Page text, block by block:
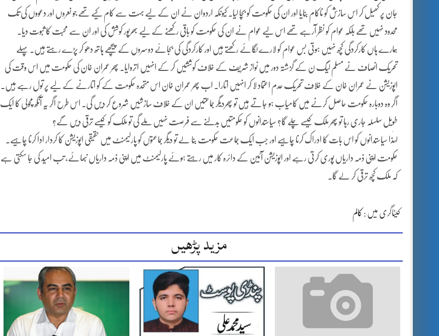
جان پر کھیل کر اس سازش کو ناکام بنایا اور ان کی حکومت کو بچا لیا۔ کیونکہ اردوان نے ان کے لیے بہت سے کام کیے تھے جو نعروں اور دعووں کی تک
محدود نہیں تھے بلکہ عوام کو نظر آرہے تھے اس لیے عوام نے ان کی حکومت کو باقی رکھنے کے لیے بھرپور کوشش کی اور ان سے محبت کا ثبوت دیا۔
ہمارے ہاں کارکردگی کچھ نہیں ہوتی بس عوام کو لارے لگائے رکھتے ہیں اور کارکردگی کی بجائے دوسروں کے پیچھے ہاتھ دھو کر پڑے رہتے ہیں۔ پہلے
تحریک انصاف نے مسلم لیگ ن کے گزشتہ دور میں نواز شریف کے خلاف کوششیں کر کے انہیں اتروایا۔ پھر عمران خان کی حکومت میں اس وقت کی
اپوزیشن نے عمران خان کے خلاف تحریک عدم اعتماد لا کر انہیں اتارا۔ اب پھر عمران خان اس متحدہ حکومت کے کو اتارنے کے لیے پر تول رہے ہیں۔
اگر وہ دوبارہ حکومت حاصل کرنے میں کامیاب ہو جاتے ہیں تو پھردیگر جماعتیں ان کے خلاف سازشیں شروع کر دیں گی۔ اس طرح اگر یہ آنکھ مچولی کا ایک
طویل سلسلہ جاری رہا تو پھر ملک کیسے چلے گا؟ سیاستدانوں کو حکومتیں بدلنے سے فرصت نہیں ملے گی تو ملک کو کیسے ترقی دیں گے؟
لہٰذا سیاستدانوں کو اس بات کا ادراک کرنا چاہیے اور جب ایک جماعت حکومت بنا لے تو دیگر جماعتوں کو پارلیمنٹ میں حقیقی اپوزیشن کا کردار ادا کرنا چاہیے۔
حکومت اپنی ذمہ داریاں پوری کرتی رہے اور اپوزیشن آئین کے دائرہ کار میں رہتے ہوئے پارلیمنٹ میں اپنی ذمہ داریاں نبھائے، تب امید کی جا سکتی ہے
کہ ملک کچھ ترقی کر لے گا۔
کیٹاگری میں : کالم
مزید پڑھیں